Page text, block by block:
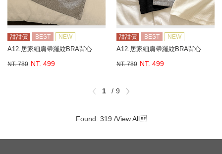
甜甜價 BEST NEW
A12.居家細肩帶羅紋BRA背心
NT. 780 NT. 499
甜甜價 BEST NEW
A12.居家細肩帶羅紋BRA背心
NT. 780 NT. 499
1 9
Found: 319 /View All